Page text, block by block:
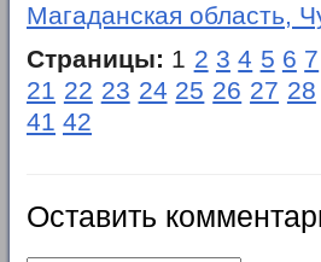
Магаданская область,
Страницы: 1 2 3 4 5 6 7
21 22 23 24 25 26 27 28
41 42
Оставить